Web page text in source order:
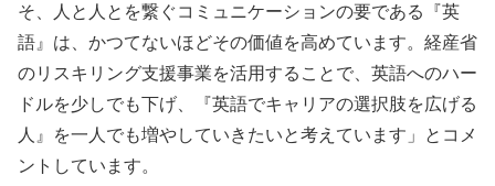
そ、人と人とを繋ぐコミュニケーションの要である『英
語』は、かつてないほどその価値を高めています。経産省
のリスキリング支援事業を活用することで、英語へのハー
ドルを少しでも下げ、『英語でキャリアの選択肢を広げる
人』を一人でも増やしていきたいと考えています」とコメ
ントしています。